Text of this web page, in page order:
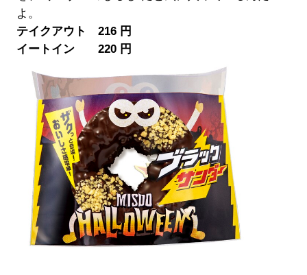
よ。
テイクアウト 216 円
イートイン 220 円